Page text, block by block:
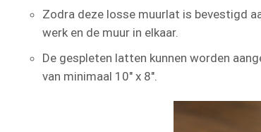
Zodra deze losse muurlat is bevestigd
werk en de muur in elkaar.
De gespleten latten kunnen worden
van minimaal 10″ x 8″.